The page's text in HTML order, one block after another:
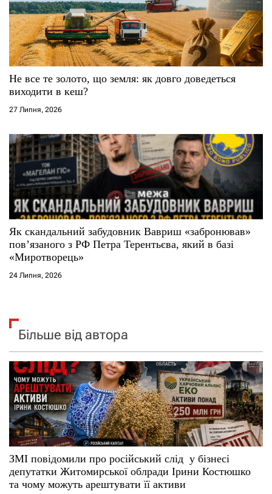
Не все те золото, що земля: як довго доведеться
виходити в кеш?
27 Липня, 2026
Як скандальний забудовник Вавриш «забронював»
повʼязаного з РФ Петра Терентьєва, який в базі
«Миротворець»
24 Липня, 2026
Більше від автора
ЗМІ повідомили про російський слід у бізнесі
депутатки Житомирської облради Ірини Костюшко
та чому можуть арештувати її активи